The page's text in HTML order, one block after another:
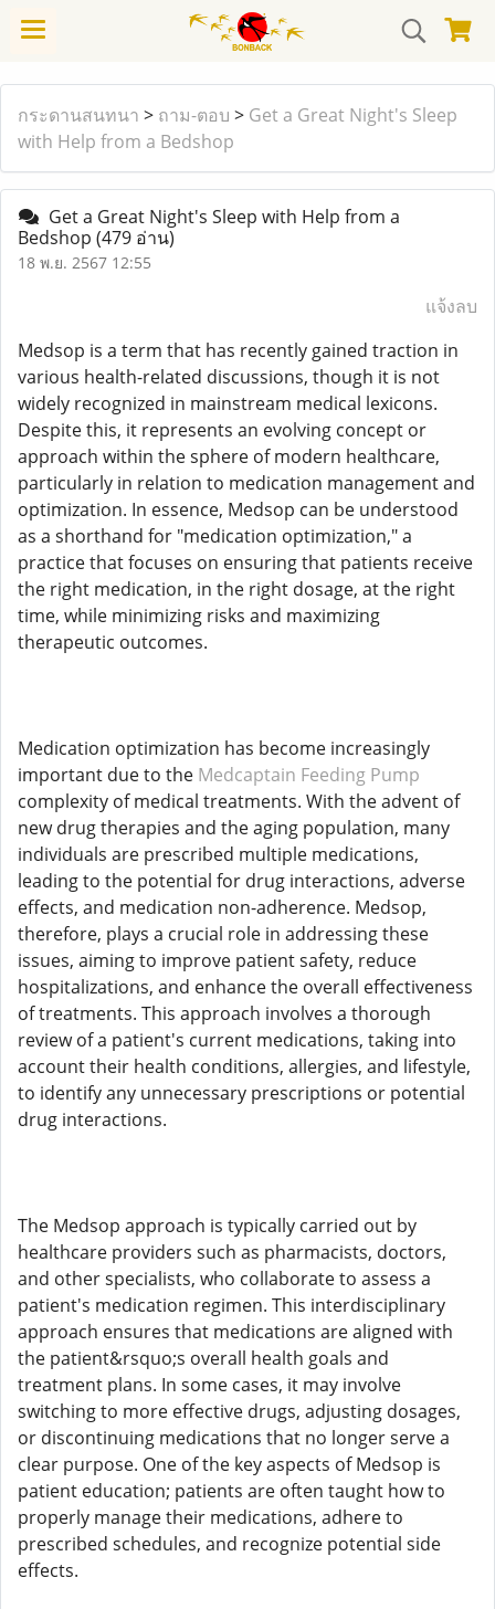
กระดานสนทนา > ถาม-ตอบ > Get a Great Night's Sleep
with Help from a Bedshop
Get a Great Night's Sleep with Help from a
Bedshop (479 อ่าน)
18 พ.ย. 2567 12:55
แจ้งลบ
Medsop is a term that has recently gained traction in
various health-related discussions, though it is not
widely recognized in mainstream medical lexicons.
Despite this, it represents an evolving concept or
approach within the sphere of modern healthcare,
particularly in relation to medication management and
optimization. In essence, Medsop can be understood
as a shorthand for "medication optimization," a
practice that focuses on ensuring that patients receive
the right medication, in the right dosage, at the right
time, while minimizing risks and maximizing
therapeutic outcomes.
Medication optimization has become increasingly
important due to the Medcaptain Feeding Pump
complexity of medical treatments. With the advent of
new drug therapies and the aging population, many
individuals are prescribed multiple medications,
leading to the potential for drug interactions, adverse
effects, and medication non-adherence. Medsop,
therefore, plays a crucial role in addressing these
issues, aiming to improve patient safety, reduce
hospitalizations, and enhance the overall effectiveness
of treatments. This approach involves a thorough
review of a patient's current medications, taking into
account their health conditions, allergies, and lifestyle,
to identify any unnecessary prescriptions or potential
drug interactions.
The Medsop approach is typically carried out by
healthcare providers such as pharmacists, doctors,
and other specialists, who collaborate to assess a
patient's medication regimen. This interdisciplinary
approach ensures that medications are aligned with
the patient&rsquo;s overall health goals and
treatment plans. In some cases, it may involve
switching to more effective drugs, adjusting dosages,
or discontinuing medications that no longer serve a
clear purpose. One of the key aspects of Medsop is
patient education; patients are often taught how to
properly manage their medications, adhere to
prescribed schedules, and recognize potential side
effects.